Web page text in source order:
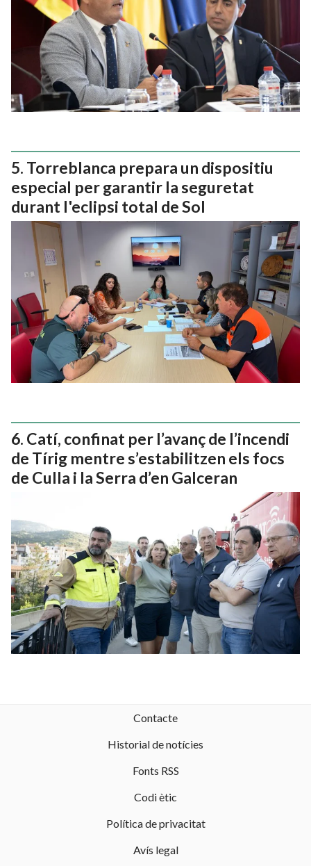
Torreblanca prepara un dispositiu
especial per garantir la seguretat
durant l'eclipsi total de Sol
Catí, confinat per l’avanç de l’incendi
de Tírig mentre s’estabilitzen els focs
de Culla i la Serra d’en Galceran
Contacte
Historial de notícies
Fonts RSS
Codi ètic
Política de privacitat
Avís legal